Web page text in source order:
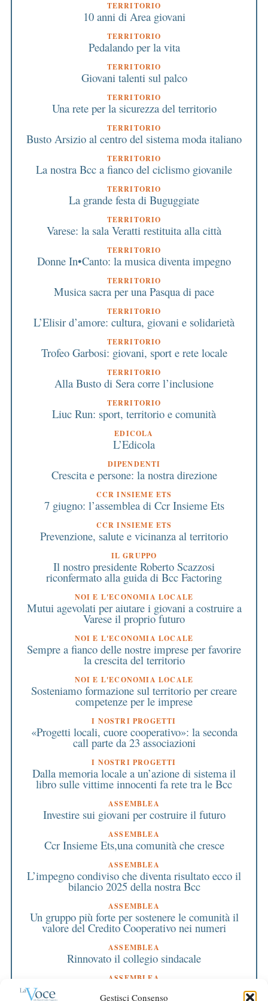
Gestisci Consenso
TERRITORIO
10 anni di Area giovani
TERRITORIO
Pedalando per la vita
TERRITORIO
Giovani talenti sul palco
TERRITORIO
Una rete per la sicurezza del territorio
TERRITORIO
Busto Arsizio al centro del sistema moda italiano
TERRITORIO
La nostra Bcc a fianco del ciclismo giovanile
TERRITORIO
La grande festa di Buguggiate
TERRITORIO
Varese: la sala Veratti restituita alla città
TERRITORIO
Donne In•Canto: la musica diventa impegno
TERRITORIO
Musica sacra per una Pasqua di pace
TERRITORIO
L’Elisir d’amore: cultura, giovani e solidarietà
TERRITORIO
Trofeo Garbosi: giovani, sport e rete locale
TERRITORIO
Alla Busto di Sera corre l’inclusione
TERRITORIO
Liuc Run: sport, territorio e comunità
EDICOLA
L’Edicola
DIPENDENTI
Crescita e persone: la nostra direzione
CCR INSIEME ETS
7 giugno: l’assemblea di Ccr Insieme Ets
CCR INSIEME ETS
Prevenzione, salute e vicinanza al territorio
IL GRUPPO
Il nostro presidente Roberto Scazzosi
riconfermato alla guida di Bcc Factoring
NOI E L'ECONOMIA LOCALE
Mutui agevolati per aiutare i giovani a costruire a
Varese il proprio futuro
NOI E L'ECONOMIA LOCALE
Sempre a fianco delle nostre imprese per favorire
la crescita del territorio
NOI E L'ECONOMIA LOCALE
Sosteniamo formazione sul territorio per creare
competenze per le imprese
I NOSTRI PROGETTI
«Progetti locali, cuore cooperativo»: la seconda
call parte da 23 associazioni
I NOSTRI PROGETTI
Dalla memoria locale a un’azione di sistema il
libro sulle vittime innocenti fa rete tra le Bcc
ASSEMBLEA
Investire sui giovani per costruire il futuro
ASSEMBLEA
Ccr Insieme Ets,una comunità che cresce
ASSEMBLEA
L’impegno condiviso che diventa risultato ecco il
bilancio 2025 della nostra Bcc
ASSEMBLEA
Un gruppo più forte per sostenere le comunità il
valore del Credito Cooperativo nei numeri
ASSEMBLEA
Rinnovato il collegio sindacale
ASSEMBLEA
Bilancio approvato all’unanimità e 2 milioni